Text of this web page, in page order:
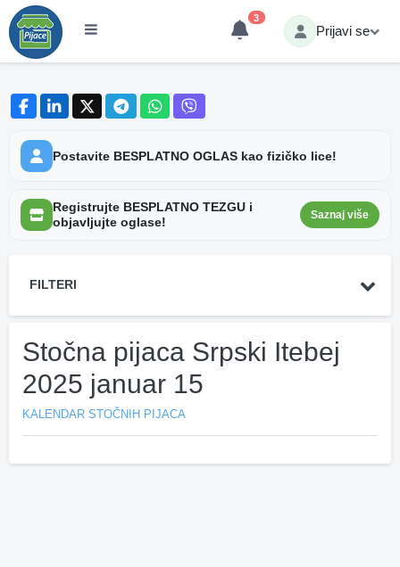
3
Prijavi se
Postavite BESPLATNO OGLAS kao fizičko lice!
Registrujte BESPLATNO TEZGU i
objavljujte oglase!
Saznaj više
FILTERI
Stočna pijaca Srpski Itebej
2025 januar 15
KALENDAR STOČNIH PIJACA